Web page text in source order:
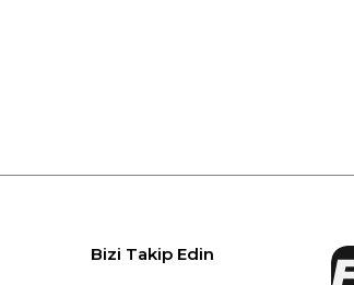
Bizi Takip Edin